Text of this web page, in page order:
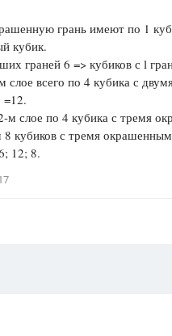
грань имеют по 1
кубик.
граней 6 => кубиков с l
слое всего по 4 кубика с
=12.
слое по 4 кубика с тремя
кубиков с тремя
12; 8.